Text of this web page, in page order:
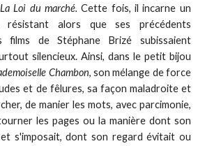
La Loi du marché. Cette fois, il incarne un
résistant alors que ses précédents
films de Stéphane Brizé subissaient
silencieux. Ainsi, dans le petit bijou
Chambon, son mélange de force
et de fêlures, sa façon maladroite et
de manier les mots, avec parcimonie,
les pages ou la manière dont son
s'imposait, dont son regard évitait ou